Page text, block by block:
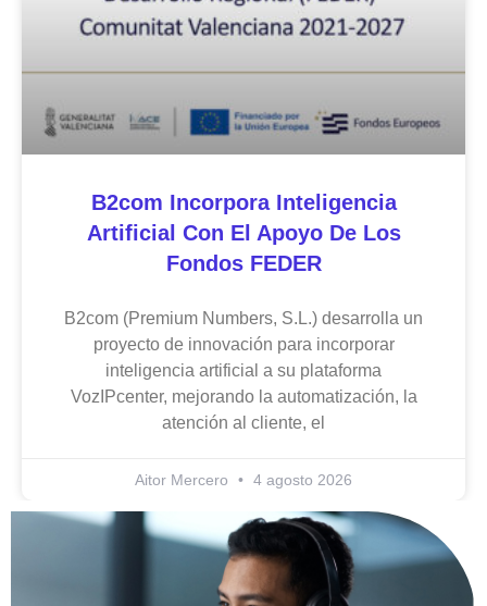
B2com Incorpora Inteligencia
Artificial Con El Apoyo De Los
Fondos FEDER
B2com (Premium Numbers, S.L.) desarrolla un
proyecto de innovación para incorporar
inteligencia artificial a su plataforma
VozIPcenter, mejorando la automatización, la
atención al cliente, el
Aitor Mercero 4 agosto 2026